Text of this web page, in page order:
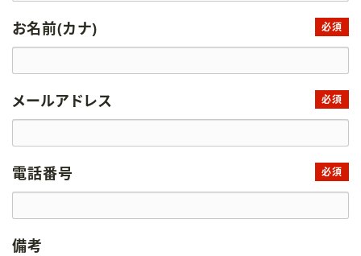
お名前(カナ) 必須
メールアドレス 必須
電話番号 必須
備考